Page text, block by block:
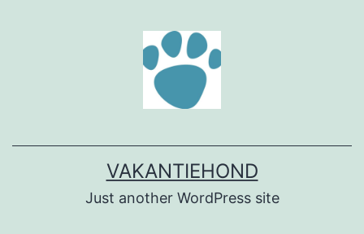
VAKANTIEHOND
Just another WordPress site